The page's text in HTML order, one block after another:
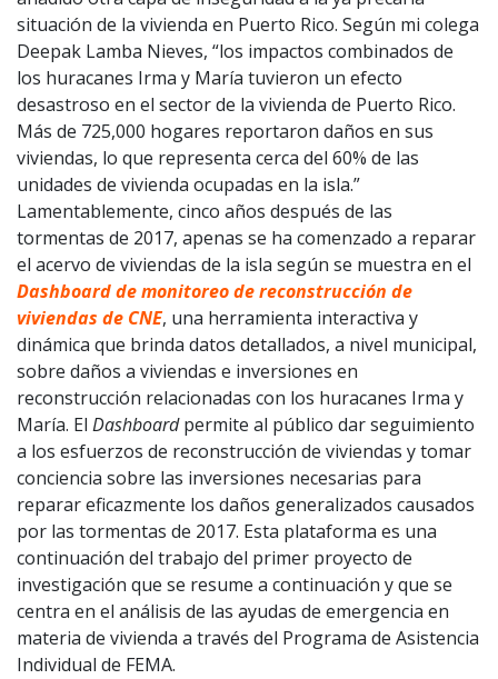
situación de la vivienda en Puerto Rico. Según mi colega
Deepak Lamba Nieves, “los impactos combinados de
los huracanes Irma y María tuvieron un efecto
desastroso en el sector de la vivienda de Puerto Rico.
Más de 725,000 hogares reportaron daños en sus
viviendas, lo que representa cerca del 60% de las
unidades de vivienda ocupadas en la isla.”
Lamentablemente, cinco años después de las
tormentas de 2017, apenas se ha comenzado a reparar
el acervo de viviendas de la isla según se muestra en el
Dashboard de monitoreo de reconstrucción de
viviendas de CNE, una herramienta interactiva y
dinámica que brinda datos detallados, a nivel municipal,
sobre daños a viviendas e inversiones en
reconstrucción relacionadas con los huracanes Irma y
María. El Dashboardpermite al público dar seguimiento
a los esfuerzos de reconstrucción de viviendas y tomar
conciencia sobre las inversiones necesarias para
reparar eficazmente los daños generalizados causados
por las tormentas de 2017. Esta plataforma es una
continuación del trabajo del primer proyecto de
investigación que se resume a continuación y que se
centra en el análisis de las ayudas de emergencia en
materia de vivienda a través del Programa de Asistencia
Individual de FEMA.